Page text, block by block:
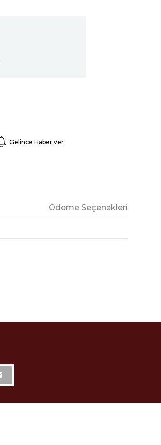
Gelince Haber Ver
Ödeme Seçenekleri